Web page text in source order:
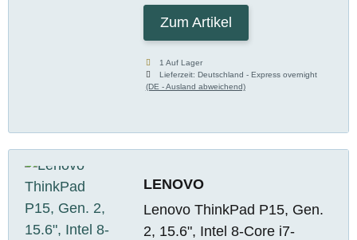
Zum Artikel
1 Auf Lager
Lieferzeit:Deutschland - Express overnight
(DE - Ausland abweichend)
LENOVO
Lenovo ThinkPad P15, Gen.
2, 15.6", Intel 8-Core i7-